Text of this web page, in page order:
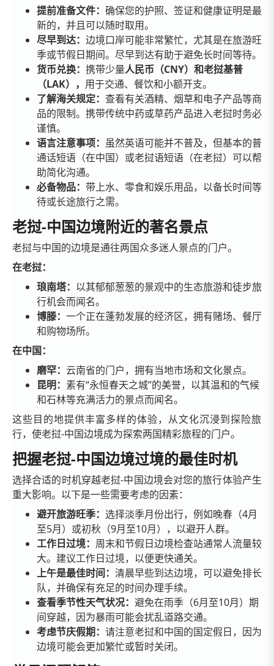
提前准备文件： 确保您的护照、签证和健康证明是最
新的，并且可以随时取用。
尽早到达： 边境口岸可能非常繁忙，尤其是在旅游旺
季或节假日期间。尽早到达有助于避免长时间等待。
货币兑换： 携带少量人民币（CNY）和老挝基普
（LAK）， 用于交通、餐饮和小额开支。
了解海关规定： 查看有关酒精、烟草和电子产品等商
品的限制。携带传统中药或草药产品进入老挝时务必
谨慎。
语言注意事项： 虽然英语可能并不普及，但基本的普
通话短语（在中国）或老挝语短语（在老挝）可以帮
助简化沟通。
必备物品： 带上水、零食和娱乐用品，以备长时间等
待或长途旅行之需。
老挝-中国边境附近的著名景点
老挝与中国的边境是通往两国众多迷人景点的门户。
在老挝：
琅南塔： 以其郁郁葱葱的景观中的生态旅游和徒步旅
行机会而闻名。
博滕： 一个正在蓬勃发展的经济区，拥有赌场、餐厅
和购物场所。
在中国：
磨罕： 云南省的门户，拥有当地市场和文化景点。
昆明： 素有“永恒春天之城”的美誉，以其温和的气候
和石林等充满活力的景点而闻名。
这些目的地提供丰富多样的体验，从文化沉浸到探险旅
行，使老挝-中国边境成为探索两国精彩旅程的门户。
把握老挝-中国边境过境的最佳时机
选择合适的时机穿越老挝-中国边境会对您的旅行体验产生
重大影响。以下是一些需要考虑的因素：
避开旅游旺季： 选择淡季月份出行，例如晚春（4月
至5月）或初秋（9月至10月），以避开人群。
工作日过境： 周末和节假日边境检查站通常人流量较
大。建议工作日过境，以便更快通关。
上午是最佳时间： 清晨早些到达边境，可以避免排长
队，并确保有充足的时间办理手续。
查看季节性天气状况： 避免在雨季（6月至10月）期
间穿越，因为暴雨可能会扰乱道路交通。
考虑节庆假期： 请注意老挝和中国的国定假日，因为
边境可能会更加繁忙或暂时关闭。